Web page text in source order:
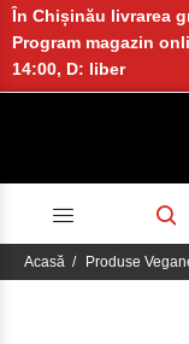
În Chișinău livrarea
Program magazin
14:00, D: liber
Acasă Produse